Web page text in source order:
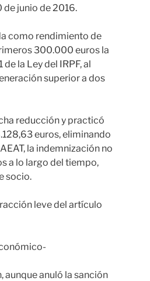
junio de 2016.
como rendimiento de
300.000 euros la
la Ley del IRPF, al
superior a dos
reducción y practicó
euros, eliminando
la indemnización no
a lo largo del tiempo,
socio.
leve del artículo
aunque anuló la sanción